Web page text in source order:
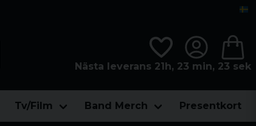
Nästa leverans 21h, 23 min, 23 sek
Tv/Film Band Merch Presentkort